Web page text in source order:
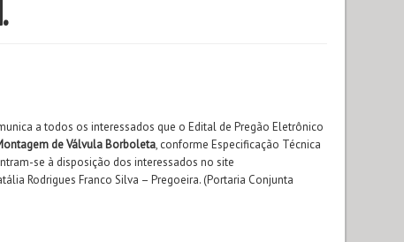
a todos os interessados que o Edital de Pregão Eletrônico
de Válvula Borboleta, conforme Especificação Técnica
se à disposição dos interessados no site
Rodrigues Franco Silva – Pregoeira. (Portaria Conjunta